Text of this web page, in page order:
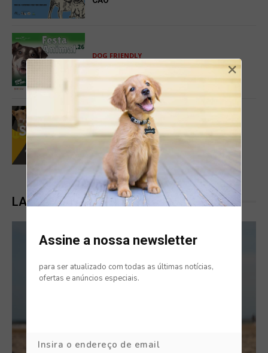
DOG FRIENDLY
FESTA ANIMAL 2026 EM MIRAFLORES
DOG FRIENDLY
SESIMBRA PET 2026
LATEST POSTS
Assine a nossa newsletter
para ser atualizado com todas as últimas notícias,
ofertas e anúncios especiais.
×